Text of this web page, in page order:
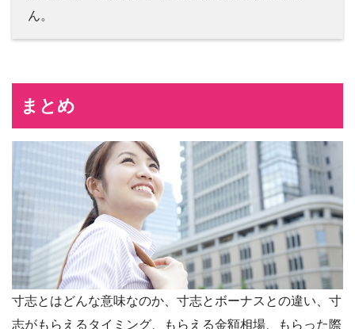
ん。
まとめ
寸志とはどんな意味なのか、寸志とボーナスとの違い、寸
志がもらえるタイミング、もらえる金額相場、もらった際